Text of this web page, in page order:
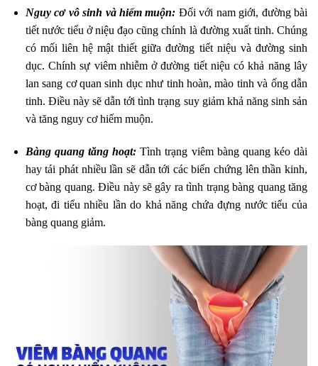
Nguy cơ vô sinh và hiếm muộn: Đối với nam giới, đường bài
tiết nước tiểu ở niệu đạo cũng chính là đường xuất tinh. Chúng
có mối liên hệ mật thiết giữa đường tiết niệu và đường sinh
dục. Chính sự viêm nhiễm ở đường tiết niệu có khả năng lây
lan sang cơ quan sinh dục như tinh hoàn, mào tinh và ống dẫn
tinh. Điều này sẽ dẫn tới tình trạng suy giảm khả năng sinh sản
và tăng nguy cơ hiếm muộn.
Bàng quang tăng hoạt: Tình trạng viêm bàng quang kéo dài
hay tái phát nhiều lần sẽ dẫn tới các biến chứng lên thần kinh,
cơ bàng quang. Điều này sẽ gây ra tình trạng bàng quang tăng
hoạt, đi tiểu nhiều lần do khả năng chứa đựng nước tiểu của
bàng quang giảm.